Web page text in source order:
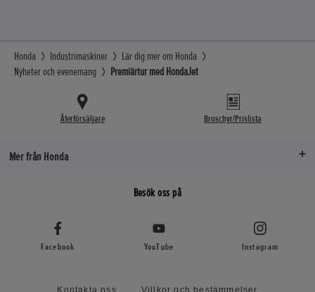
Honda Industrimaskiner
Lär dig mer om Honda
Nyheter och evenemang
Premiärtur med HondaJet
Återförsäljare Broschyr/Prislista
Mer från Honda
Besök oss på
Facebook YouTube Instagram